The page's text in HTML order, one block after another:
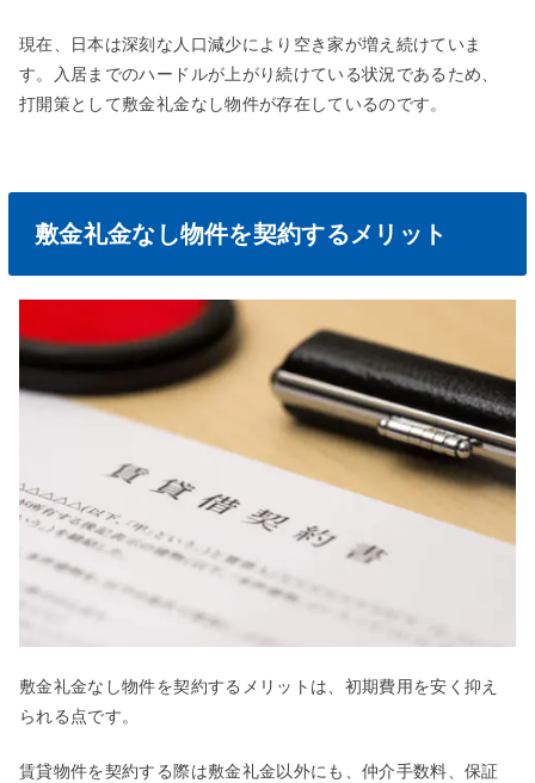
現在、日本は深刻な人口減少により空き家が増え続けていま
す。入居までのハードルが上がり続けている状況であるため、
打開策として敷金礼金なし物件が存在しているのです。
敷金礼金なし物件を契約するメリット
敷金礼金なし物件を契約するメリットは、初期費用を安く抑え
られる点です。
賃貸物件を契約する際は敷金礼金以外にも、仲介手数料、保証